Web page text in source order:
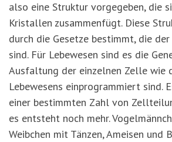
also eine Struktur vorgegeben, die
Kristallen zusammenfügt. Diese
durch die Gesetze bestimmt, die
sind. Für Lebewesen sind es die
Ausfaltung der einzelnen Zelle wie
Lebewesens einprogrammiert sind.
einer bestimmten Zahl von
es entsteht noch mehr.
Weibchen mit Tänzen, Ameisen und